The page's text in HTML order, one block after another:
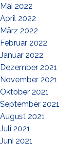
Mai 2022
April 2022
März 2022
Februar 2022
Januar 2022
Dezember 2021
November 2021
Oktober 2021
September 2021
August 2021
Juli 2021
Juni 2021